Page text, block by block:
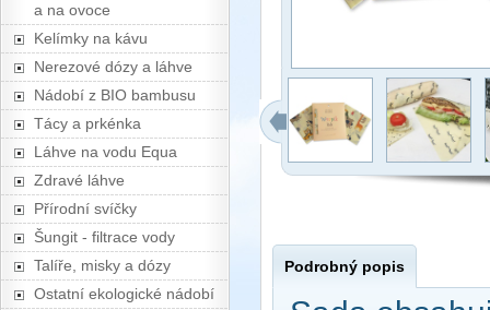
a na ovoce
Kelímky na kávu
Nerezové dózy a láhve
Nádobí z BIO bambusu
Tácy a prkénka
Láhve na vodu Equa
Zdravé láhve
Přírodní svíčky
Šungit - filtrace vody
Talíře, misky a dózy
Ostatní ekologické nádobí
Podrobný popis